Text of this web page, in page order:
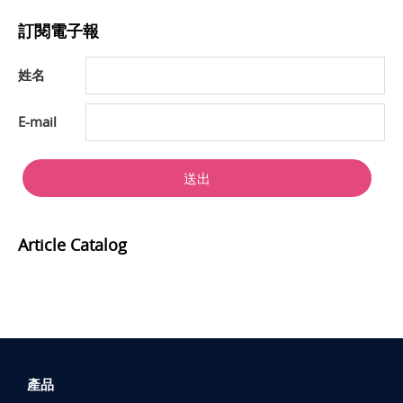
訂閱電子報
姓名
E-mail
送出
Article Catalog
產品